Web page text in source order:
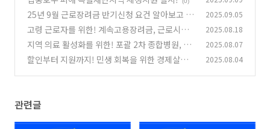
25년 9월 근로장려금 반기신청 요건 알아보고 1
5일까지 신청하자!
(1)
2025.09.05
고령 근로자를 위한! 계속고용장려금, 근로시간
단축제도
(2)
2025.08.18
지역 의료 활성화를 위한! 포괄 2차 종합병원, 장
기 요양 재택의료센터 알아보기
(2)
2025.08.07
할인부터 지원까지! 민생 회복을 위한 경제살리
2025.08.04
관련글